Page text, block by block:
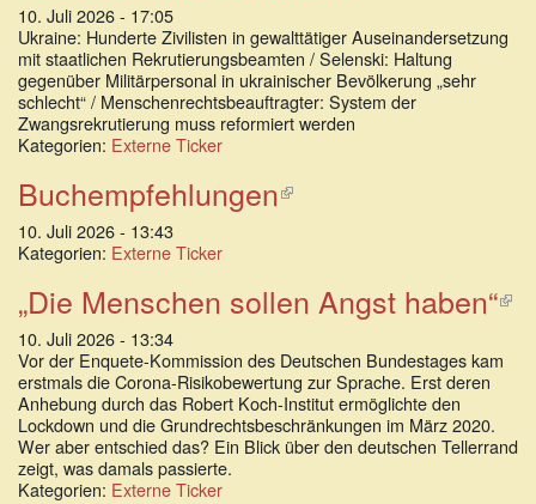
extern)
10. Juli 2026 - 17:05
Ukraine: Hunderte Zivilisten in gewalttätiger Auseinandersetzung
mit staatlichen Rekrutierungsbeamten / Selenski: Haltung
gegenüber Militärpersonal in ukrainischer Bevölkerung „sehr
schlecht“ / Menschenrechtsbeauftragter: System der
Zwangsrekrutierung muss reformiert werden
Kategorien: Externe Ticker
Buchempfehlungen(Link
10. Juli 2026 - 13:43
Kategorien: Externe Ticker
„Die Menschen sollen Angst haben“
10. Juli 2026 - 13:34
Vor der Enquete-Kommission des Deutschen Bundestages kam
erstmals die Corona-Risikobewertung zur Sprache. Erst deren
Anhebung durch das Robert Koch-Institut ermöglichte den
Lockdown und die Grundrechtsbeschränkungen im März 2020.
Wer aber entschied das? Ein Blick über den deutschen Tellerrand
zeigt, was damals passierte.
Kategorien: Externe Ticker